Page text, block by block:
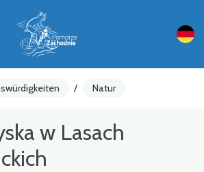
/ Natur
w Lasach